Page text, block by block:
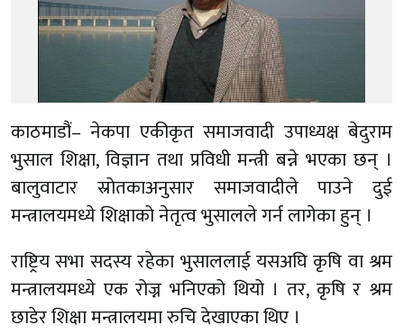
काठमाडौं– नेकपा एकीकृत समाजवादी उपाध्यक्ष बेदुराम
भुसाल शिक्षा, विज्ञान तथा प्रविधी मन्त्री बन्ने भएका छन् ।
बालुवाटार स्रोतकाअनुसार समाजवादीले पाउने दुई
मन्त्रालयमध्ये शिक्षाको नेतृत्व भुसालले गर्न लागेका हुन् ।
राष्ट्रिय सभा सदस्य रहेका भुसाललाई यसअघि कृषि वा श्रम
मन्त्रालयमध्ये एक रोज्न भनिएको थियो । तर, कृषि र श्रम
छाडेर शिक्षा मन्त्रालयमा रुचि देखाएका थिए ।